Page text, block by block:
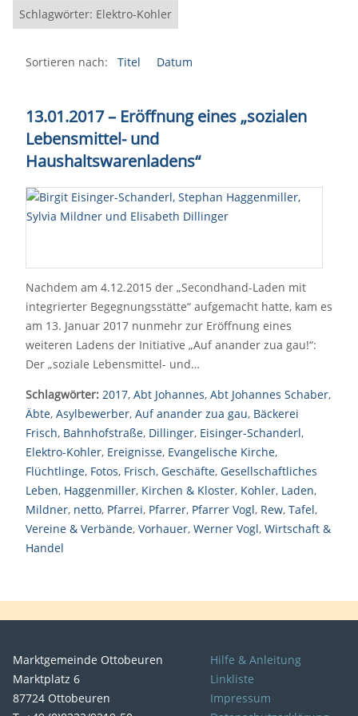
Schlagwörter: Elektro-Kohler
Sortieren nach: Titel Datum
13.01.2017 – Eröffnung eines „sozialen
Lebensmittel- und
Haushaltswarenladens“
Nachdem am 4.12.2015 der „Secondhand-Laden mit
integrierter Begegnungsstätte“ aufgemacht hatte, kam es
am 13. Januar 2017 nunmehr zur Eröffnung eines
weiteren Ladens der Initiative „Auf anander zua gau!“:
Der „soziale Lebensmittel- und…
Schlagwörter: 2017, Abt Johannes, Abt Johannes Schaber,
Äbte, Asylbewerber, Auf anander zua gau, Bäckerei
Frisch, Bahnhofstraße, Dillinger, Eisinger-Schanderl,
Elektro-Kohler, Ereignisse, Evangelische Kirche,
Flüchtlinge, Fotos, Frisch, Geschäfte, Gesellschaftliches
Leben, Haggenmiller, Kirchen & Kloster, Kohler, Laden,
Mildner, netto, Pfarrei, Pfarrer, Pfarrer Vogl, Rew, Tafel,
Vereine & Verbände, Vorhauer, Werner Vogl, Wirtschaft &
Handel
Marktgemeinde Ottobeuren
Marktplatz 6
87724 Ottobeuren
Hilfe & Anleitung
Linkliste
Impressum